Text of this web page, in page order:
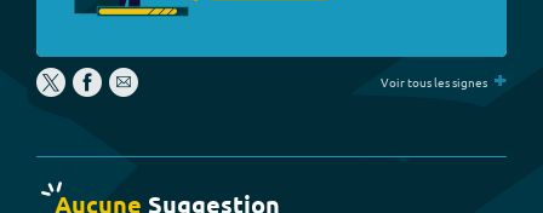
Voir tous les signes +